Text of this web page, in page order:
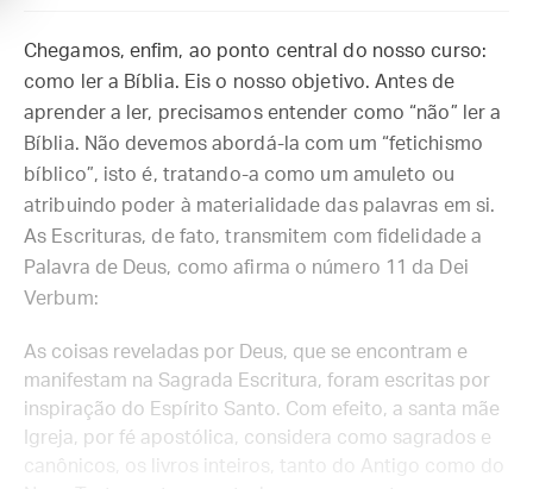
Chegamos, enfim, ao ponto central do nosso curso:
como ler a Bíblia. Eis o nosso objetivo. Antes de
aprender a ler, precisamos entender como “não” ler a
Bíblia. Não devemos abordá-la com um “fetichismo
bíblico”, isto é, tratando-a como um amuleto ou
atribuindo poder à materialidade das palavras em si.
As Escrituras, de fato, transmitem com fidelidade a
Palavra de Deus, como afirma o número 11 da Dei
Verbum:
As coisas reveladas por Deus, que se encontram e
manifestam na Sagrada Escritura, foram escritas por
inspiração do Espírito Santo. Com efeito, a santa mãe
Igreja, por fé apostólica, considera como sagrados e
canônicos, os livros inteiros, tanto do Antigo como do